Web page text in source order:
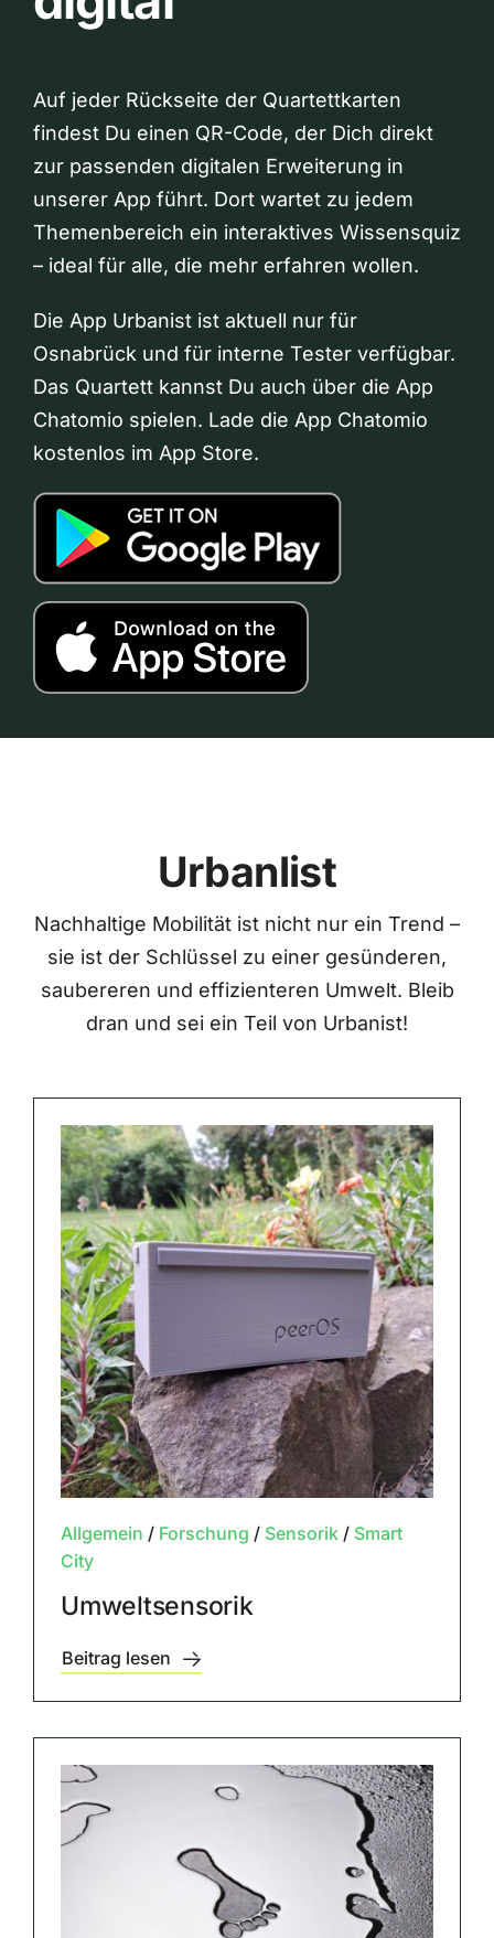
Auf jeder Rückseite der Quartettkarten
findest Du einen QR-Code, der Dich direkt
zur passenden digitalen Erweiterung in
unserer App führt. Dort wartet zu jedem
Themenbereich ein interaktives Wissensquiz
– ideal für alle, die mehr erfahren wollen.
Die App Urbanist ist aktuell nur für
Osnabrück und für interne Tester verfügbar.
Das Quartett kannst Du auch über die App
Chatomio spielen. Lade die App Chatomio
kostenlos im App Store.
Urbanlist
Nachhaltige Mobilität ist nicht nur ein Trend –
sie ist der Schlüssel zu einer gesünderen,
saubereren und effizienteren Umwelt. Bleib
dran und sei ein Teil von Urbanist!
Allgemein / Forschung / Sensorik/ Smart
City
Umweltsensorik
Beitrag lesen